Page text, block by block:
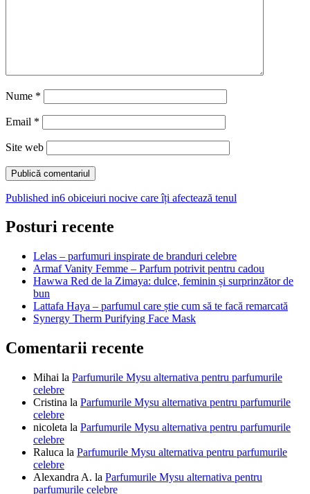
Nume *
Email *
Site web
Navigare
în
articole
Published in6 obiceiuri nocive care îți afectează tenul
Posturi recente
Lelas – parfumuri inspirate de branduri celebre
Armaf Vanity Femme – Parfum potrivit pentru cadou
Hawwa Red de la Zimaya: dulce, feminin și surprinzător de
bun
Lattafa Haya – parfumul care știe cum să te facă remarcată
Synergy Therm Purifying Face Mask
Comentarii recente
Mihai la Parfumurile Mysu alternativa pentru parfumurile
celebre
Cristina la Parfumurile Mysu alternativa pentru parfumurile
celebre
nicoleta la Parfumurile Mysu alternativa pentru parfumurile
celebre
Raluca la Parfumurile Mysu alternativa pentru parfumurile
celebre
Alexandra A. la Parfumurile Mysu alternativa pentru
parfumurile celebre